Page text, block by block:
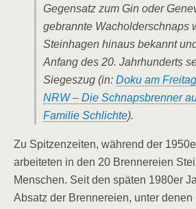
Gegensatz zum Gin oder
gebrannte Wacholderschnaps
Steinhagen hinaus bekannt
Anfang des 20. Jahrhunderts
Siegeszug (in: Doku am
NRW – Die Schnapsbrenner
Familie Schlichte).
Zu Spitzenzeiten, während der
arbeiteten in den 20 Brennereien
Menschen. Seit den späten 1980er
Absatz der Brennereien, unter